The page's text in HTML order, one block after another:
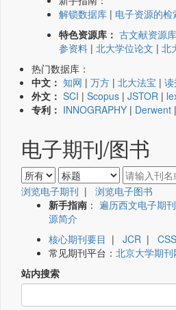
解锁数据库 | 电子资源的检
特色资源库： 古文献资源库
参资料 | 北大学位论文 | 北
热门数据库：
中文： 知网 | 万方 | 北大法宝 | 读
外文： SCI | Scopus | JSTOR |
专利： INNOGRAPHY | Derwent |
电子期刊/图书
浏览电子期刊 | 浏览电子图书
新手指南 ： 遍历西文电子期
源简介
核心期刊要目 | JCR |
常见期刊平台： 北京大学期刊
站内搜索